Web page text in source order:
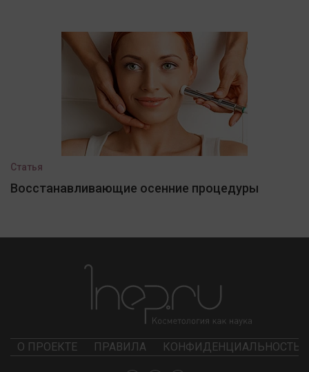
Статья
Восстанавливающие осенние процедуры
О ПРОЕКТЕ ПРАВИЛА КОНФИДЕНЦИАЛЬНОСТЬ